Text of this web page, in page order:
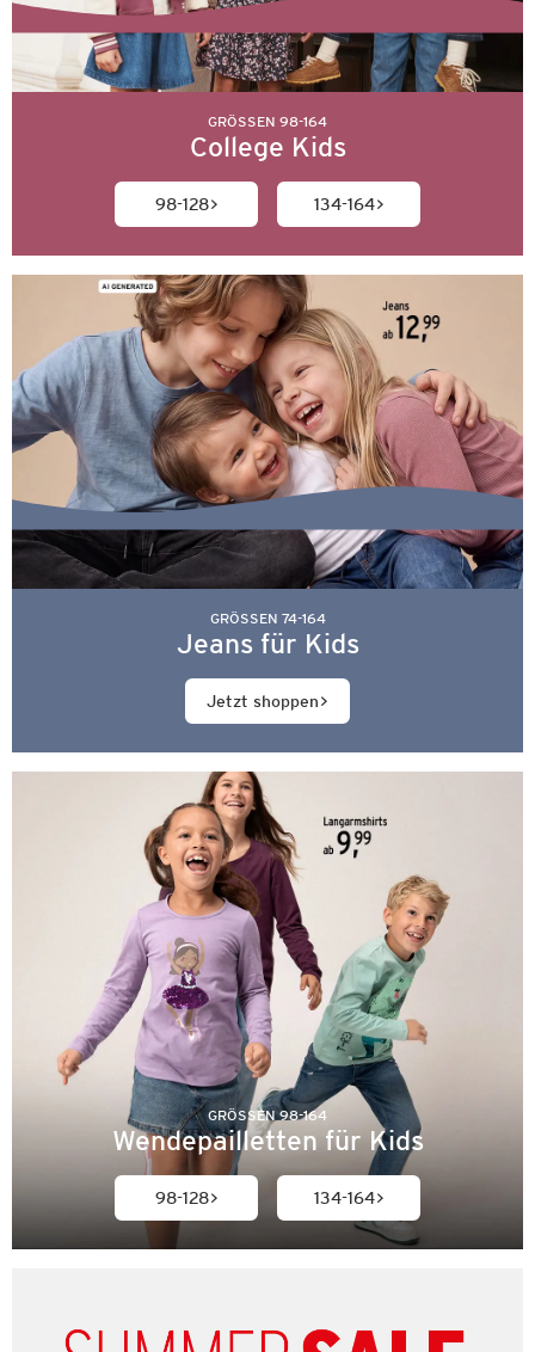
GRÖSSEN 98-164
College Kids
98-128 134-164
GRÖSSEN 74-164
Jeans für Kids
Jetzt shoppen
GRÖSSEN 98-164
Wendepailletten für Kids
98-128 134-164